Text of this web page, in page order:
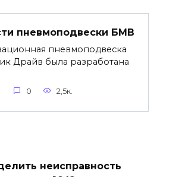
пневмоподвески БМВ
пневмоподвеска
Драйв была разработана
0 2,5к.
неисправность